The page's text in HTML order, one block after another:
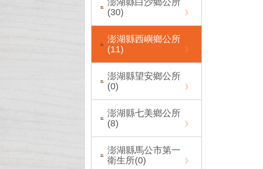
澎湖縣白沙鄉公所
(30)
澎湖縣西嶼鄉公所
(11)
澎湖縣望安鄉公所
(0)
澎湖縣七美鄉公所
(8)
澎湖縣馬公市第一
衛生所(0)